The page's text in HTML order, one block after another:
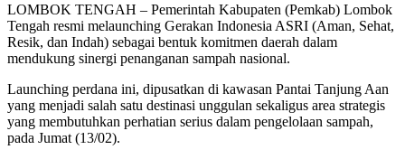
LOMBOK TENGAH – Pemerintah Kabupaten (Pemkab) Lombok
Tengah resmi melaunching Gerakan Indonesia ASRI (Aman, Sehat,
Resik, dan Indah) sebagai bentuk komitmen daerah dalam
mendukung sinergi penanganan sampah nasional.
Launching perdana ini, dipusatkan di kawasan Pantai Tanjung Aan
yang menjadi salah satu destinasi unggulan sekaligus area strategis
yang membutuhkan perhatian serius dalam pengelolaan sampah,
pada Jumat (13/02).